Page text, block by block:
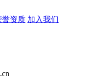
誉资质 加入我们